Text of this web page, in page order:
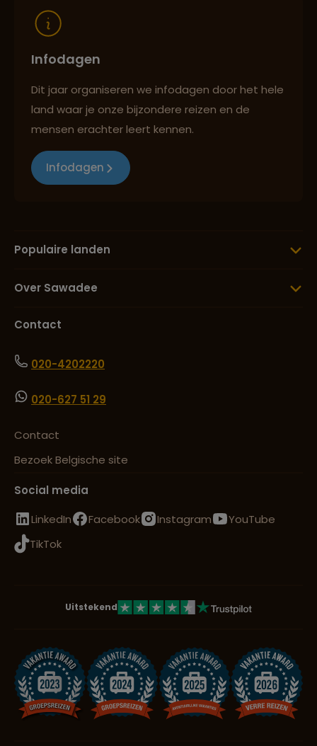
Infodagen
Dit jaar organiseren we infodagen door het hele
land waar je onze bijzondere reizen en de
mensen erachter leert kennen.
Infodagen
Populaire landen
Over Sawadee
Contact
020-4202220
020-627 51 29
Contact
Bezoek Belgische site
Social media
LinkedIn
Facebook Instagram
YouTube
TikTok
Uitstekend